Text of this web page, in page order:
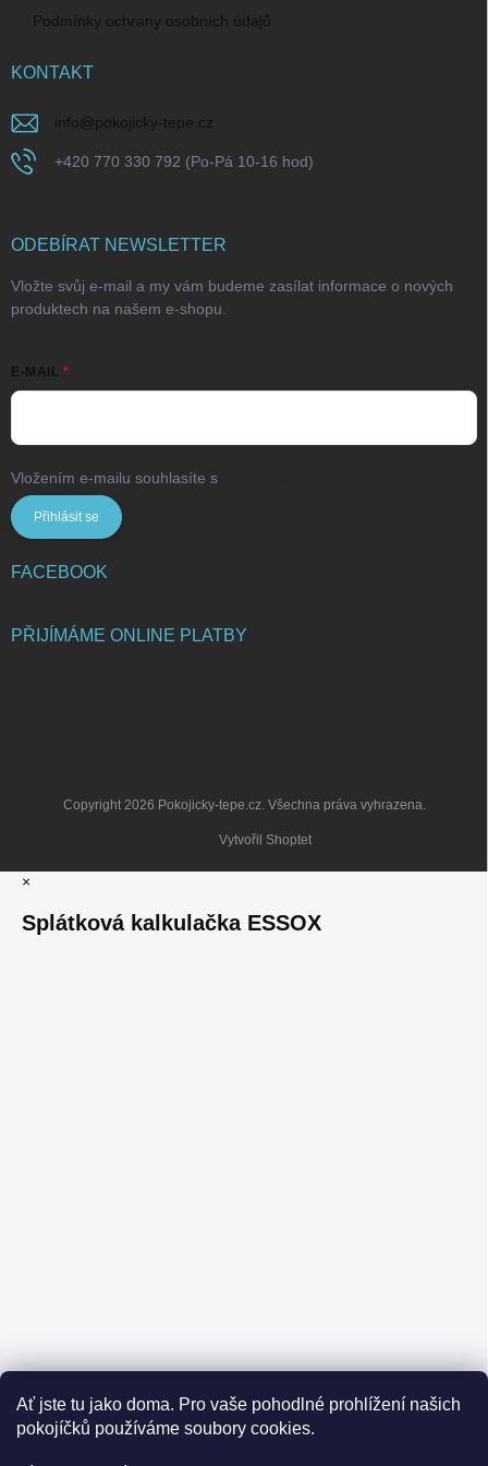
Ať jste tu jako doma. Pro vaše pohodlné prohlížení našich
pokojíčků používáme soubory cookies.
Podmínky ochrany osobních údajů
KONTAKT
info @pokojicky-tepe.cz
+420 770 330 792 (Po-Pá 10-16 hod)
ODEBÍRAT NEWSLETTER
Vložte svůj e-mail a my vám budeme zasílat informace o nových
produktech na našem e-shopu.
E-MAIL
Vložením e-mailu souhlasíte s
Přihlásit se
FACEBOOK
PŘIJÍMÁME ONLINE PLATBY
Vytvořil Shoptet
Copyright 2026 Pokojicky-tepe.cz. Všechna práva vyhrazena.
×
Splátková kalkulačka ESSOX